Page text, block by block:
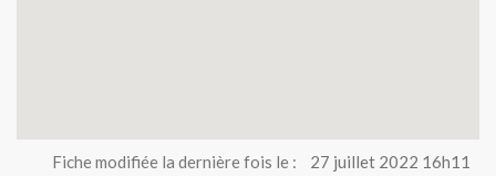
Fiche modifiée la dernière fois le : 27 juillet 2022 16h11